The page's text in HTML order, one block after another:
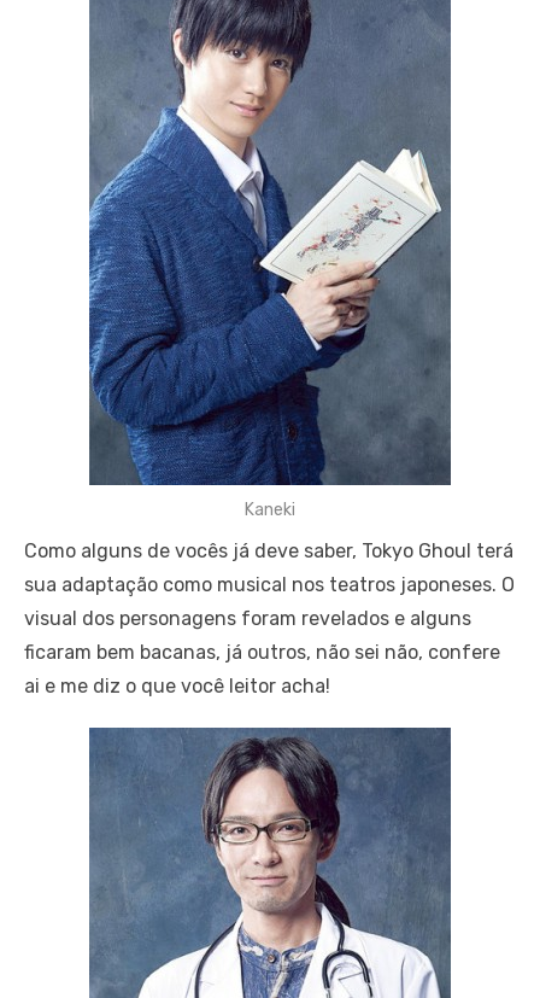
Kaneki
Como alguns de vocês já deve saber, Tokyo Ghoul terá
sua adaptação como musical nos teatros japoneses. O
visual dos personagens foram revelados e alguns
ficaram bem bacanas, já outros, não sei não, confere
ai e me diz o que você leitor acha!